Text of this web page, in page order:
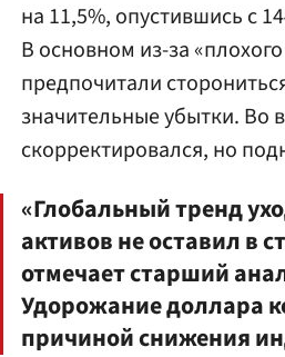
на 11,5%, опустившись c
В основном из-за
предпочитали
значительные убытки. Во
скорректировался, но
«Глобальный тренд
активов не оставил в
отмечает старший
Удорожание доллара
причиной снижения